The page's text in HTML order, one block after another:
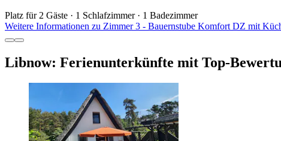
Platz für 2 Gäste · 1 Schlafzimmer · 1 Badezimmer
Weitere Informationen zu Zimmer 3 - Bauernstube Komfort DZ mit
Libnow: Ferienunterkünfte mit Top-